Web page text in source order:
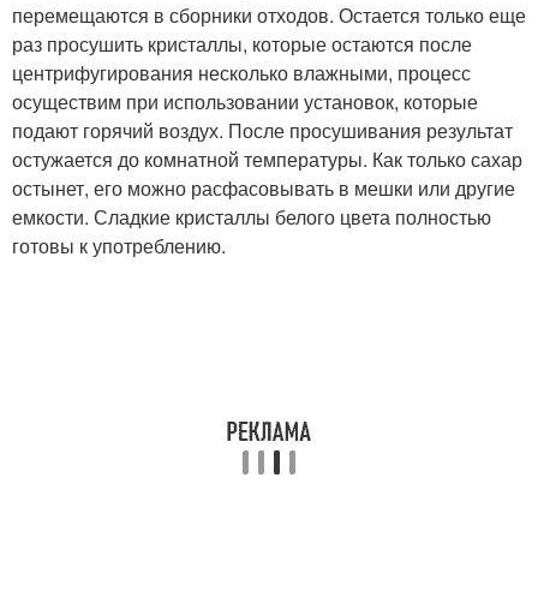
перемещаются в сборники отходов. Остается только еще
раз просушить кристаллы, которые остаются после
центрифугирования несколько влажными, процесс
осуществим при использовании установок, которые
подают горячий воздух. После просушивания результат
остужается до комнатной температуры. Как только сахар
остынет, его можно расфасовывать в мешки или другие
емкости. Сладкие кристаллы белого цвета полностью
готовы к употреблению.